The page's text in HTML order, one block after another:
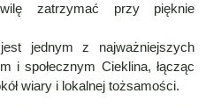
zatrzymać przy pięknie
jednym z najważniejszych
i społecznym Cieklina, łącząc
wiary i lokalnej tożsamości.